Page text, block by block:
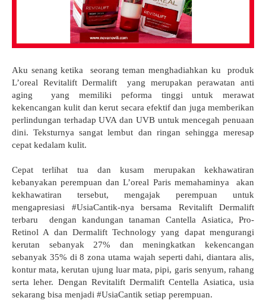
Aku senang ketika seorang teman menghadiahkan ku produk
L’oreal Revitalift Dermalift yang merupakan perawatan anti
aging yang memiliki peforma tinggi untuk merawat
kekencangan kulit dan kerut secara efektif dan juga memberikan
perlindungan terhadap UVA dan UVB untuk mencegah penuaan
dini. Teksturnya sangat lembut dan ringan sehingga meresap
cepat kedalam kulit.
Cepat terlihat tua dan kusam merupakan kekhawatiran
kebanyakan perempuan dan L’oreal Paris memahaminya akan
kekhawatiran tersebut, mengajak perempuan untuk
mengapresiasi #UsiaCantik-nya bersama Revitalift Dermalift
terbaru dengan kandungan tanaman Cantella Asiatica, Pro-
Retinol A dan Dermalift Technology yang dapat mengurangi
kerutan sebanyak 27% dan meningkatkan kekencangan
sebanyak 35% di 8 zona utama wajah seperti dahi, diantara alis,
kontur mata, kerutan ujung luar mata, pipi, garis senyum, rahang
serta leher. Dengan Revitalift Dermalift Centella Asiatica, usia
sekarang bisa menjadi #UsiaCantik setiap perempuan.